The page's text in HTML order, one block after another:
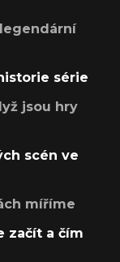
série
jsou hry
scén ve
míříme
začít a čím